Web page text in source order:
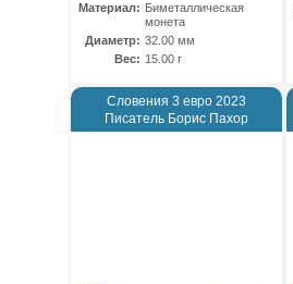
Материал: Биметаллическая
монета
Диаметр: 32.00 мм
Вес: 15.00 г
Словения 3 евро 2023
Писатель Борис Пахор